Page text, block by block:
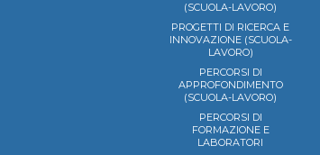
(SCUOLA-LAVORO)
PROGETTI DI RICERCA E
INNOVAZIONE (SCUOLA-
LAVORO)
PERCORSI DI
APPROFONDIMENTO
(SCUOLA-LAVORO)
PERCORSI DI
FORMAZIONE E
LABORATORI